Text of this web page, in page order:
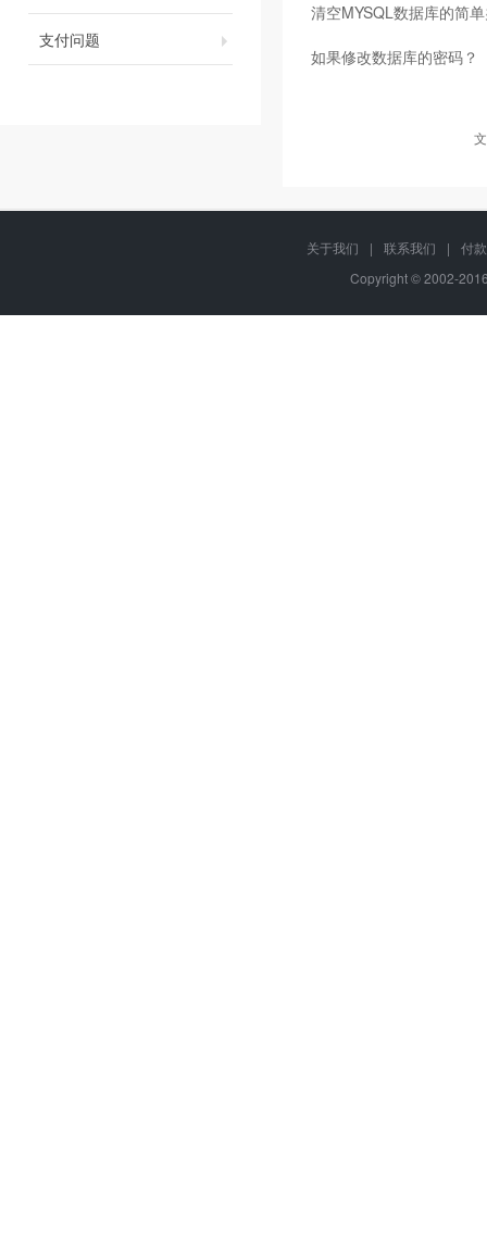
支付问题
清空MYSQL数据库的简
如果修改数据库的密码？
关于我们 | 联系我们 |
付
Copyright © 2002-